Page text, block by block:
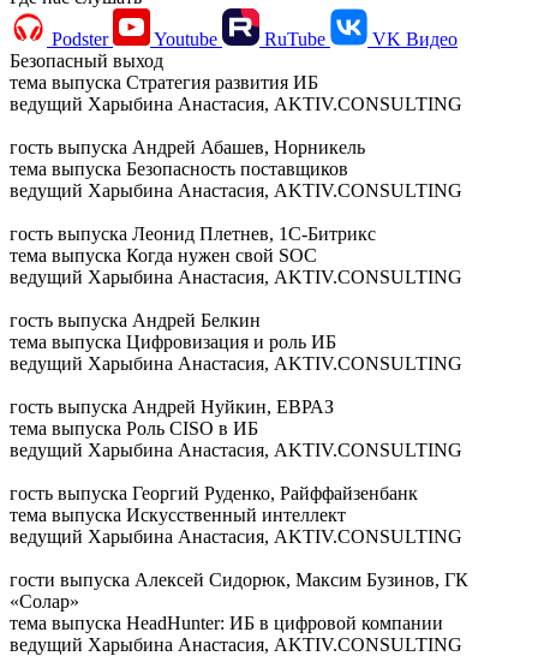
Podster Youtube RuTube
VK Видео
Безопасный выход
тема выпуска Стратегия развития ИБ
ведущий Харыбина Анастасия, AKTIV.CONSULTING
гость выпуска Андрей Абашев, Норникель
тема выпуска Безопасность поставщиков
ведущий Харыбина Анастасия, AKTIV.CONSULTING
гость выпуска Леонид Плетнев, 1С-Битрикс
тема выпуска Когда нужен свой SOC
ведущий Харыбина Анастасия, AKTIV.CONSULTING
гость выпуска Андрей Белкин
тема выпуска Цифровизация и роль ИБ
ведущий Харыбина Анастасия, AKTIV.CONSULTING
гость выпуска Андрей Нуйкин, ЕВРАЗ
тема выпуска Роль CISO в ИБ
ведущий Харыбина Анастасия, AKTIV.CONSULTING
гость выпуска Георгий Руденко, Райффайзенбанк
тема выпуска Искусственный интеллект
ведущий Харыбина Анастасия, AKTIV.CONSULTING
гости выпуска Алексей Сидорюк, Максим Бузинов, ГК
«Солар»
тема выпуска HeadHunter: ИБ в цифровой компании
ведущий Харыбина Анастасия, AKTIV.CONSULTING